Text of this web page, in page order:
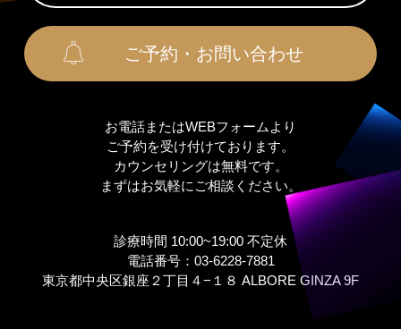
ご予約・お問い合わせ
お電話またはWEBフォームより
ご予約を受け付けております。
カウンセリングは無料です。
まずはお気軽にご相談ください。
診療時間 10:00~19:00 不定休
電話番号：03-6228-7881
東京都中央区銀座２丁⽬４−１８ ALBORE GINZA 9F